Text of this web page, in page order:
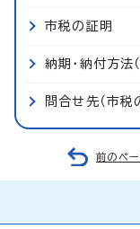
市税の証明
納期・納付方法
問合せ先（市
前のペ